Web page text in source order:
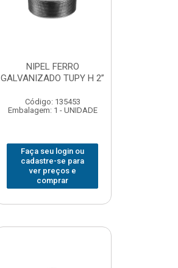
NIPEL FERRO
GALVANIZADO TUPY H 2”
Código: 135453
Embalagem: 1 - UNIDADE
Faça seu login ou
cadastre-se para
ver preços e
comprar